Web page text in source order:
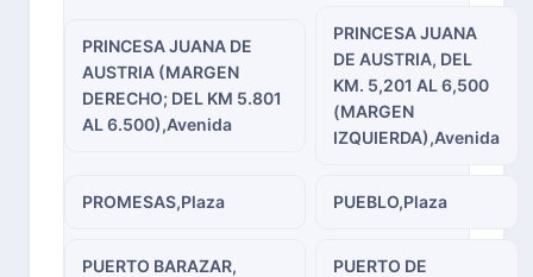
PRINCESA JUANA DE
AUSTRIA (MARGEN
DERECHO; DEL KM 5.801
AL 6.500),Avenida
PRINCESA JUANA
DE AUSTRIA, DEL
KM. 5,201 AL 6,500
(MARGEN
IZQUIERDA),Avenida
PROMESAS,Plaza PUEBLO,Plaza
PUERTO BARAZAR,
PUERTO DE